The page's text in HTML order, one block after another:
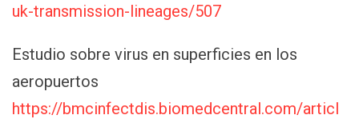
uk-transmission-lineages/507
Estudio sobre virus en superficies en los
aeropuertos
https://bmcinfectdis.biomedcentral.com/articl